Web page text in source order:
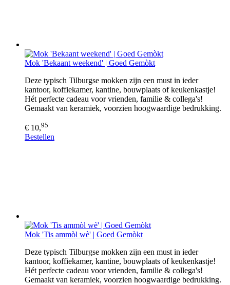
Mok 'Bekaant weekend' | Goed Gemòkt
Deze typisch Tilburgse mokken zijn een must in ieder
kantoor, koffiekamer, kantine, bouwplaats of keukenkastje!
Hét perfecte cadeau voor vrienden, familie & collega's!
Gemaakt van keramiek, voorzien hoogwaardige bedrukking.
€ 10,95
Bestellen
Mok 'Tis ammòl wè' | Goed Gemòkt
Deze typisch Tilburgse mokken zijn een must in ieder
kantoor, koffiekamer, kantine, bouwplaats of keukenkastje!
Hét perfecte cadeau voor vrienden, familie & collega's!
Gemaakt van keramiek, voorzien hoogwaardige bedrukking.